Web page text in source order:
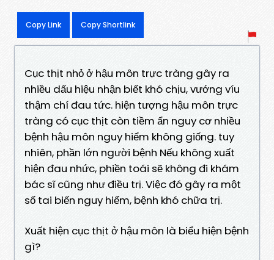
Copy Link Copy Shortlink
Cục thịt nhỏ ở hậu môn trực tràng gây ra
nhiều dấu hiệu nhận biết khó chịu, vướng víu
thậm chí đau tức. hiện tượng hậu môn trực
tràng có cục thịt còn tiềm ẩn nguy cơ nhiều
bệnh hậu môn nguy hiểm không giống. tuy
nhiên, phần lớn người bệnh Nếu không xuất
hiện đau nhức, phiền toái sẽ không đi khám
bác sĩ cũng như điều trị. Việc đó gây ra một
số tai biến nguy hiểm, bệnh khó chữa trị.
Xuất hiện cục thịt ở hậu môn là biểu hiện bệnh
gì?